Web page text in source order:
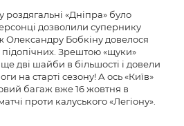
«Дніпра» було
дозволили супернику
Олександру Бобкіну довелося
підопічних. Зрештою «щуки»
дві шайби в більшості і довели
на старті сезону! А ось «Київ»
багаж вже 16 жовтня в
проти калуського «Легіону».